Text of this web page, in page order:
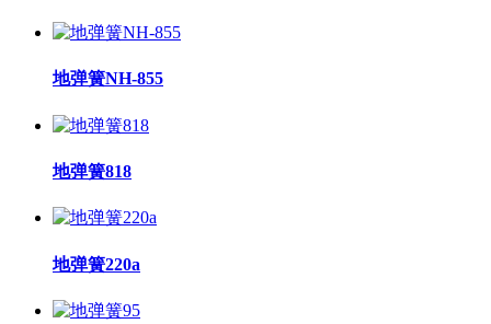
地弹簧NH-855
地弹簧818
地弹簧220a